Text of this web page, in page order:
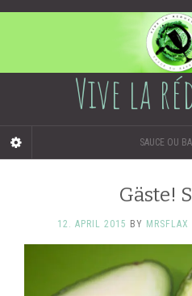
Vive la
SAUCE OU
Gäste!
12. APRIL 2015 BY MRSFLAX